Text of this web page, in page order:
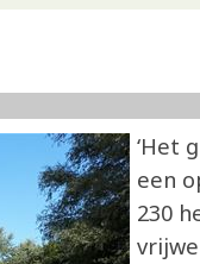
‘Het
een
230